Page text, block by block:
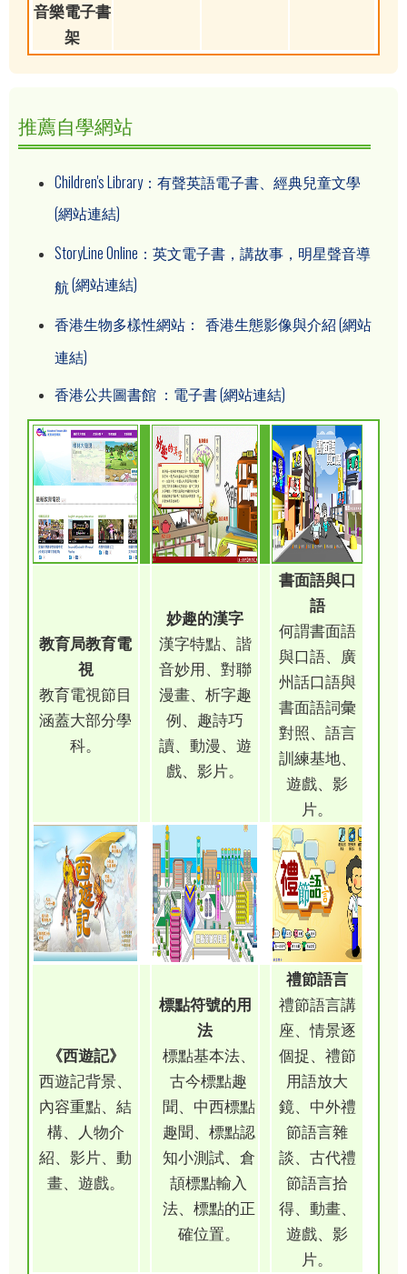
音樂電子書
架
推薦自學網站
Children's Library：有聲英語電子書、經典兒童文學
(網站連結)
StoryLine Online：英文電子書，講故事，明星聲音導
航 (網站連結)
香港生物多樣性網站： 香港生態影像與介紹(網站
連結)
香港公共圖書館 ：電子書(網站連結)
教育局教育電
視
教育電視節目
涵蓋大部分學
科。
妙趣的漢字
漢字特點、諧
音妙用、對聯
漫畫、析字趣
例、趣詩巧
讀、動漫、遊
戲、影片。
書面語與口
語
何謂書面語
與口語、廣
州話口語與
書面語詞彙
對照、語言
訓練基地、
遊戲、影
片。
《西遊記》
西遊記背景、
內容重點、結
構、人物介
紹、影片、動
畫、遊戲。
標點符號的用
法
標點基本法、
古今標點趣
聞、中西標點
趣聞、標點認
知小測試、倉
頡標點輸入
法、標點的正
確位置。
禮節語言
禮節語言講
座、情景逐
個捉、禮節
用語放大
鏡、中外禮
節語言雜
談、古代禮
節語言拾
得、動畫、
遊戲、影
片。